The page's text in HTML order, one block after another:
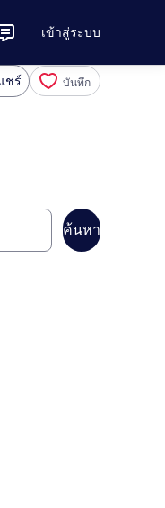
เข้าสู่ระบบ
ชร์ บันทึก
ค้นหา